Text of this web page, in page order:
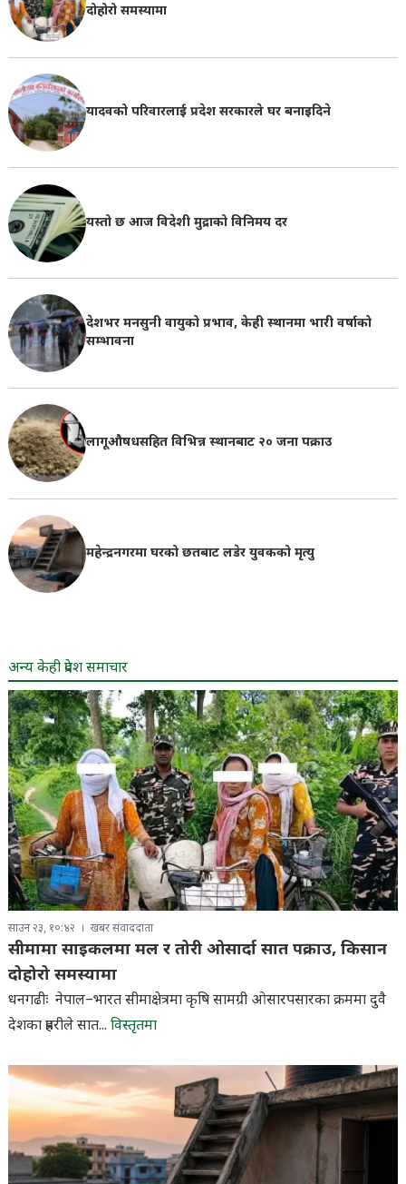
दोहोरो समस्यामा
यादवको परिवारलाई प्रदेश सरकारले घर बनाइदिने
यस्तो छ आज विदेशी मुद्राको विनिमय दर
देशभर मनसुनी वायुको प्रभाव, केही स्थानमा भारी वर्षाको
सम्भावना
लागूऔषधसहित विभिन्न स्थानबाट २० जना पक्राउ
महेन्द्रनगरमा घरको छतबाट लडेर युवकको मृत्यु
अन्य केही प्रदेश समाचार
साउन २३, १०:४२ खबर संवाददाता
सीमामा साइकलमा मल र तोरी ओसार्दा सात पक्राउ, किसान
दोहोरो समस्यामा
धनगढीः नेपाल–भारत सीमाक्षेत्रमा कृषि सामग्री ओसारपसारका क्रममा दुवै
देशका प्रहरीले सात... विस्तृतमा